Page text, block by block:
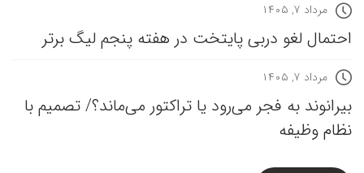
مرداد ۷, ۱۴۰۵
احتمال لغو دربی پایتخت در هفته پنجم لیگ برتر
مرداد ۷, ۱۴۰۵
بیرانوند به فجر می‌رود یا تراکتور می‌ماند؟/ تصمیم با
نظام وظیفه